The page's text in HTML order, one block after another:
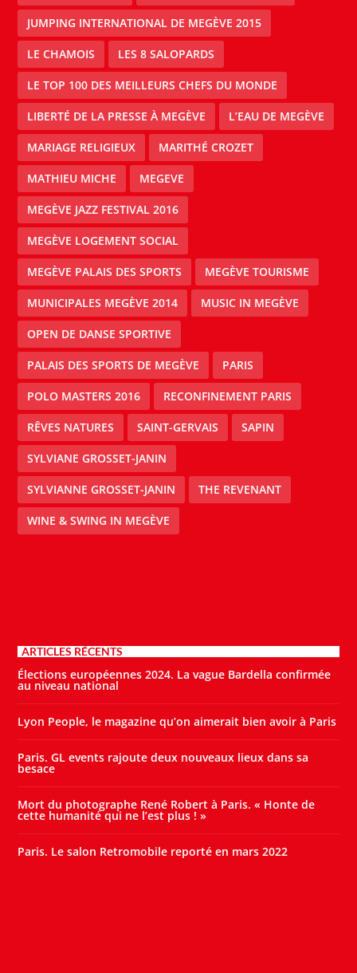
JUMPING INTERNATIONAL DE MEGÈVE 2015
LE CHAMOIS LES 8 SALOPARDS
LE TOP 100 DES MEILLEURS CHEFS DU MONDE
LIBERTÉ DE LA PRESSE À MEGÈVE L’EAU DE MEGÈVE
MARIAGE RELIGIEUX MARITHÉ CROZET
MATHIEU MICHE MEGEVE
MEGÈVE JAZZ FESTIVAL 2016
MEGÈVE LOGEMENT SOCIAL
MEGÈVE PALAIS DES SPORTS MEGÈVE TOURISME
MUNICIPALES MEGÈVE 2014 MUSIC IN MEGÈVE
OPEN DE DANSE SPORTIVE
PALAIS DES SPORTS DE MEGÈVE PARIS
POLO MASTERS 2016 RECONFINEMENT PARIS
RÊVES NATURES SAINT-GERVAIS SAPIN
SYLVIANE GROSSET-JANIN
SYLVIANNE GROSSET-JANIN THE REVENANT
WINE & SWING IN MEGÈVE
ARTICLES RÉCENTS
Élections européennes 2024. La vague Bardella confirmée
au niveau national
Lyon People, le magazine qu’on aimerait bien avoir à Paris
Paris. GL events rajoute deux nouveaux lieux dans sa
besace
Mort du photographe René Robert à Paris. « Honte de
cette humanité qui ne l’est plus ! »
Paris. Le salon Retromobile reporté en mars 2022